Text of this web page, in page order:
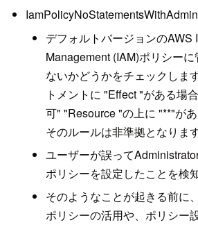
デフォルトバージョンのAWS
Management (IAM)ポリシー
ないかどうかをチェックしま
トメントに "Effect "がある場
可" "Resource "の上に "**"があ
そのルールは非準拠となります
ユーザーが誤って
ポリシーを設定したことを検
そのようなことが起きる前に
ポリシーの活用や、ポリシー